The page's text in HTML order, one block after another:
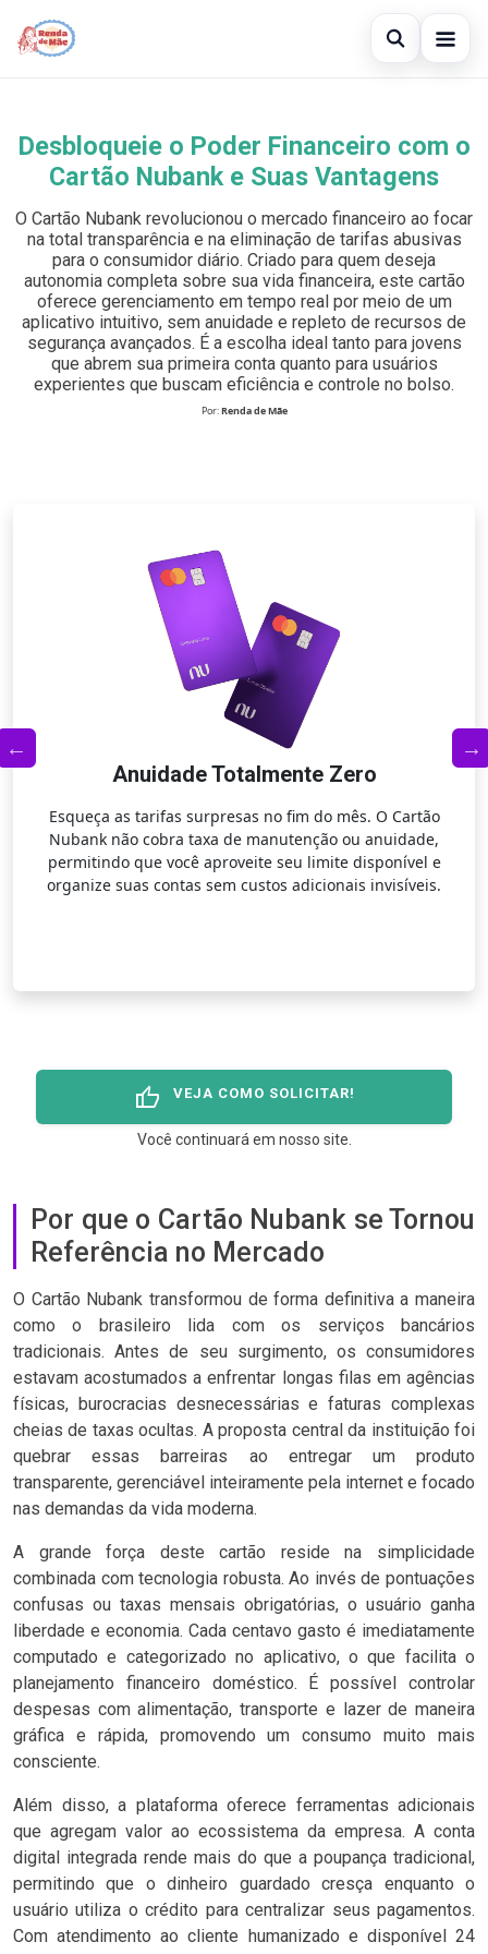
Abrir busca
Cartão de Crédito
Empréstimo
Legal
Buscar no site
×
Pressione Enter para buscar ou ESC para fechar.
Desbloqueie o Poder Financeiro com o
Cartão Nubank e Suas Vantagens
O Cartão Nubank revolucionou o mercado financeiro ao focar
na total transparência e na eliminação de tarifas abusivas
para o consumidor diário. Criado para quem deseja
autonomia completa sobre sua vida financeira, este cartão
oferece gerenciamento em tempo real por meio de um
aplicativo intuitivo, sem anuidade e repleto de recursos de
segurança avançados. É a escolha ideal tanto para jovens
que abrem sua primeira conta quanto para usuários
experientes que buscam eficiência e controle no bolso.
Por:Renda de Mãe
Anuidade Totalmente Zero
Esqueça as tarifas surpresas no fim do mês. O Cartão
Nubank não cobra taxa de manutenção ou anuidade,
permitindo que você aproveite seu limite disponível e
organize suas contas sem custos adicionais invisíveis.
thumb_up VEJA COMO SOLICITAR!
Você continuará em nosso site.
Por que o Cartão Nubank se Tornou
Referência no Mercado
O Cartão Nubank transformou de forma definitiva a maneira
como o brasileiro lida com os serviços bancários
tradicionais. Antes de seu surgimento, os consumidores
estavam acostumados a enfrentar longas filas em agências
físicas, burocracias desnecessárias e faturas complexas
cheias de taxas ocultas. A proposta central da instituição foi
quebrar essas barreiras ao entregar um produto
transparente, gerenciável inteiramente pela internet e focado
nas demandas da vida moderna.
A grande força deste cartão reside na simplicidade
combinada com tecnologia robusta. Ao invés de pontuações
confusas ou taxas mensais obrigatórias, o usuário ganha
liberdade e economia. Cada centavo gasto é imediatamente
computado e categorizado no aplicativo, o que facilita o
planejamento financeiro doméstico. É possível controlar
despesas com alimentação, transporte e lazer de maneira
gráfica e rápida, promovendo um consumo muito mais
consciente.
Além disso, a plataforma oferece ferramentas adicionais
que agregam valor ao ecossistema da empresa. A conta
digital integrada rende mais do que a poupança tradicional,
permitindo que o dinheiro guardado cresça enquanto o
usuário utiliza o crédito para centralizar seus pagamentos.
Com atendimento ao cliente humanizado e disponível 24